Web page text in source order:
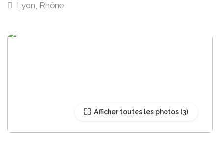
Lyon, Rhône
Afficher toutes les photos